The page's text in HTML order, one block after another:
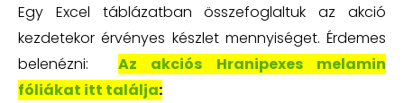
Egy Excel táblázatban összefoglaltuk az akció
kezdetekor érvényes készlet mennyiséget. Érdemes
belenézni: Az akciós Hranipexes melamin
fóliákat itt találja: